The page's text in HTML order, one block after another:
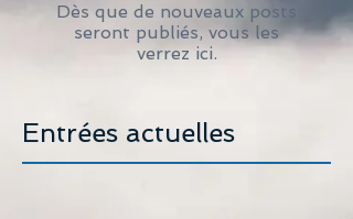
Dès que de nouveaux posts
seront publiés, vous les
verrez ici.
Entrées actuelles